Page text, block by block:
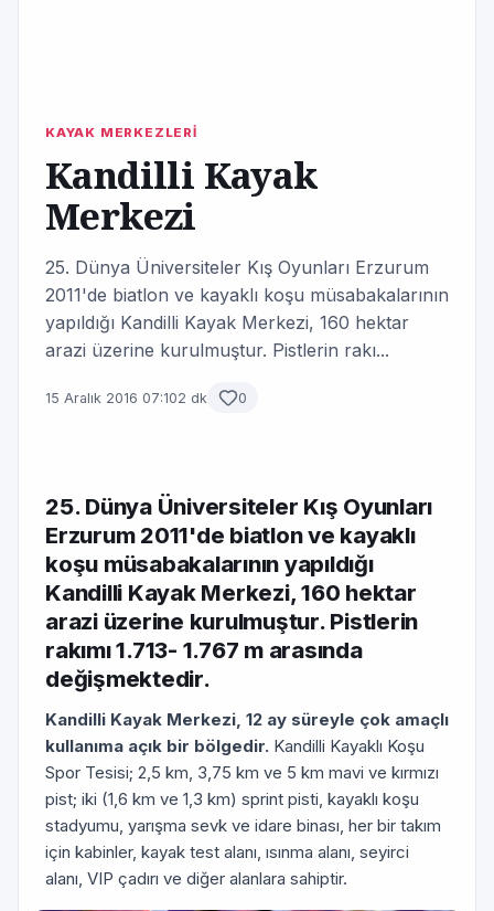
KAYAK MERKEZLERİ
Kandilli Kayak
Merkezi
25. Dünya Üniversiteler Kış Oyunları Erzurum
2011'de biatlon ve kayaklı koşu müsabakalarının
yapıldığı Kandilli Kayak Merkezi, 160 hektar
arazi üzerine kurulmuştur. Pistlerin rakı...
15 Aralık 2016 07:102 dk 0
25. Dünya Üniversiteler Kış Oyunları
Erzurum 2011'de biatlon ve kayaklı
koşu müsabakalarının yapıldığı
Kandilli Kayak Merkezi, 160 hektar
arazi üzerine kurulmuştur. Pistlerin
rakımı 1.713- 1.767 m arasında
değişmektedir.
Kandilli Kayak Merkezi, 12 ay süreyle çok amaçlı
kullanıma açık bir bölgedir. Kandilli Kayaklı Koşu
Spor Tesisi; 2,5 km, 3,75 km ve 5 km mavi ve kırmızı
pist; iki (1,6 km ve 1,3 km) sprint pisti, kayaklı koşu
stadyumu, yarışma sevk ve idare binası, her bir takım
için kabinler, kayak test alanı, ısınma alanı, seyirci
alanı, VIP çadırı ve diğer alanlara sahiptir.